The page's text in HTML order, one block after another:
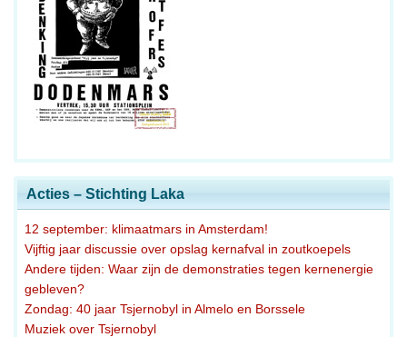
Acties – Stichting Laka
12 september: klimaatmars in Amsterdam!
Vijftig jaar discussie over opslag kernafval in zoutkoepels
Andere tijden: Waar zijn de demonstraties tegen kernenergie
gebleven?
Zondag: 40 jaar Tsjernobyl in Almelo en Borssele
Muziek over Tsjernobyl